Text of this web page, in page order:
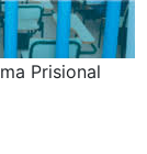
Prisional